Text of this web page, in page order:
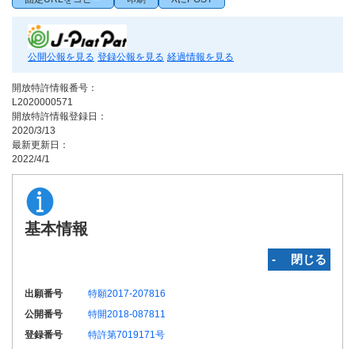
公開公報を見る 登録公報を見る 経過情報を見る
開放特許情報番号：
L2020000571
開放特許情報登録日：
2020/3/13
最新更新日：
2022/4/1
基本情報
‐ 閉じる
出願番号
特願2017-207816
公開番号
特開2018-087811
登録番号
特許第7019171号